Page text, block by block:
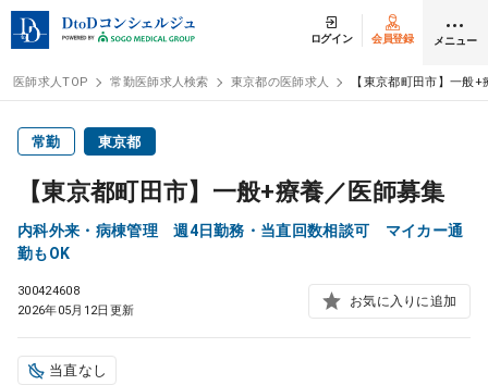
ログイン 会員登録 メニュー
医師求人
非常勤検索 アルバイト
医師求人TOP 常勤医師求人検索 東京都の医師求人 【東京都町田市】一般
常勤 東京都
【東京都町田市】一般+療養／医師募集
内科外来・病棟管理 週4日勤務・当直回数相談可 マイカー通
勤もOK
300424608
2026年05月12日更新
お気に入りに追加
当直なし